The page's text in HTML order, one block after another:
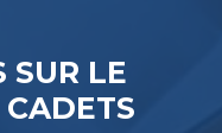
SUR LE